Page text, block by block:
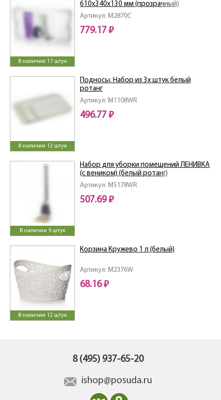
В наличии 17 штук
Артикул: M2870C
610х340х130 мм (прозрачный)
779.17 ₽
В наличии 12 штук
Артикул: M1108WR
Подносы. Набор из 3х штук белый
ротанг
496.77 ₽
В наличии 9 штук
Артикул: M5178WR
Набор для уборки помещений ЛЕНИВКА
(с веником) (белый ротанг)
507.69 ₽
В наличии 12 штук
Артикул: M2376W
Корзина Кружево 1 л (белый)
68.16 ₽
8 (495) 937-65-20
ishop@posuda.ru